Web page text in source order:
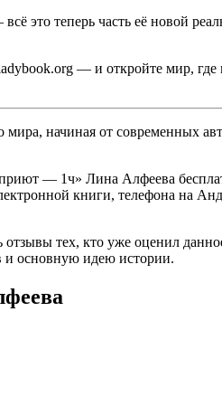
это теперь часть её новой
— и откройте мир, где
начиная от современных
— 1ч» Лина Алфеева
книги, телефона на
тех, кто уже оценил
и основную идею истории.